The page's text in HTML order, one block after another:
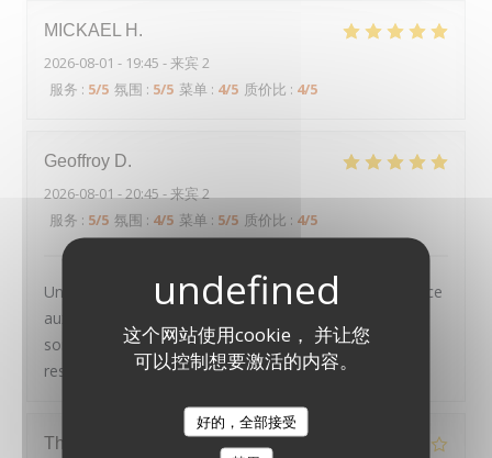
这个网站使用cookie， 并让您
可以控制想要激活的内容。
好的，全部接受
MICKAEL H
2026-08-01 - 19:45 - 来宾 2
服务 : 5/5 氛围 : 5/5 菜单 : 4/5 质价比 : 4/5
Geoffroy D
2026-08-01- 20:45 - 来宾 2
服务 : 5/5 氛围 : 4/5 菜单 : 5/5 质价比 : 4/5
Un très joli cadre, des plats tous excellents et un service
aux petits oignons : nous avons passé une excellente
soirée, et recommandons chaleureusement ce
restaurant
Thierry
LE PAVILLON DE BAILLY